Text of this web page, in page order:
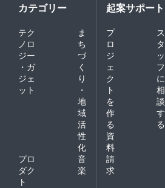
カテゴリー
テク
ノロ
ジー
・ガ
ジェ
ット
ま
ち
づ
く
り
・
地
域
活
性
化
プロ
ダク
ト
音
楽
起案サポート
プ
ロ
ジ
ェ
ク
ト
を
作
る
ス
タ
ッ
フ
に
相
談
す
る
資
料
請
求